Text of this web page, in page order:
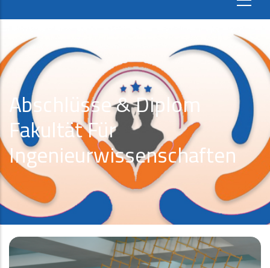
Abschlüsse & Diplom
Fakultät Für
Ingenieurwissenschaften